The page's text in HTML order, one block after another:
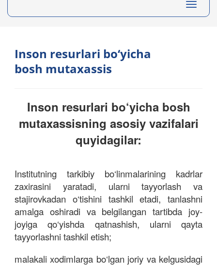
Toggle
Inson resurlari bo‘yicha
bosh mutaxassis
Inson resurlari bo‘yicha bosh
mutaxassisning asosiy vazifalari
quyidagilar:
Institutning tarkibiy bo‘linmalarining kadrlar
zaxirasini yaratadi, ularni tayyorlash va
stajirovkadan o‘tishini tashkil etadi, tanlashni
amalga oshiradi va belgilangan tartibda joy-
joyiga qo‘yishda qatnashish, ularni qayta
tayyorlashni tashkil etish;
malakali xodimlarga bo‘lgan joriy va kelgusidagi